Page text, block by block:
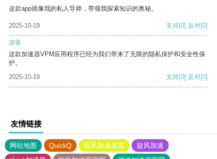
这款app就像我的私人导师，带领我探索知识的奥秘。
2025-10-19 支持[0] 反对[0]
游客
这款加速器VPM应用程序已经为我们带来了无限的隐私保护和安全性保
护。
2025-10-19
支持[0] 反对[0]
友情链接
网站地图 QuickQ 旋风加速度器
旋风加速